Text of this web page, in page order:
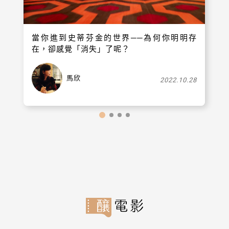
當你進到史蒂芬金的世界──為何你明明存
在，卻感覺「消失」了呢？
馬欣 2022.10.28